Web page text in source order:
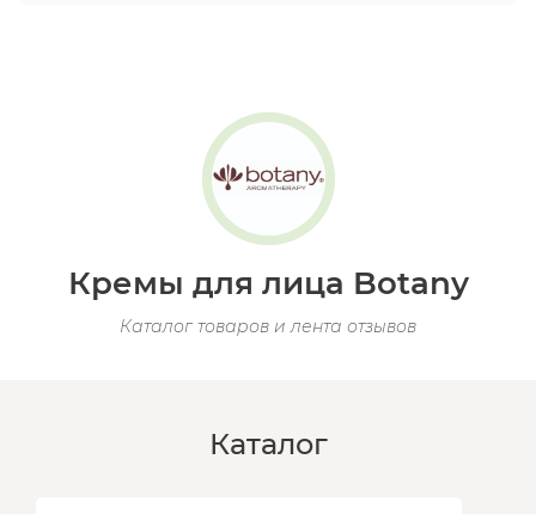
Кремы для лица Botany
Каталог товаров и лента отзывов
Каталог